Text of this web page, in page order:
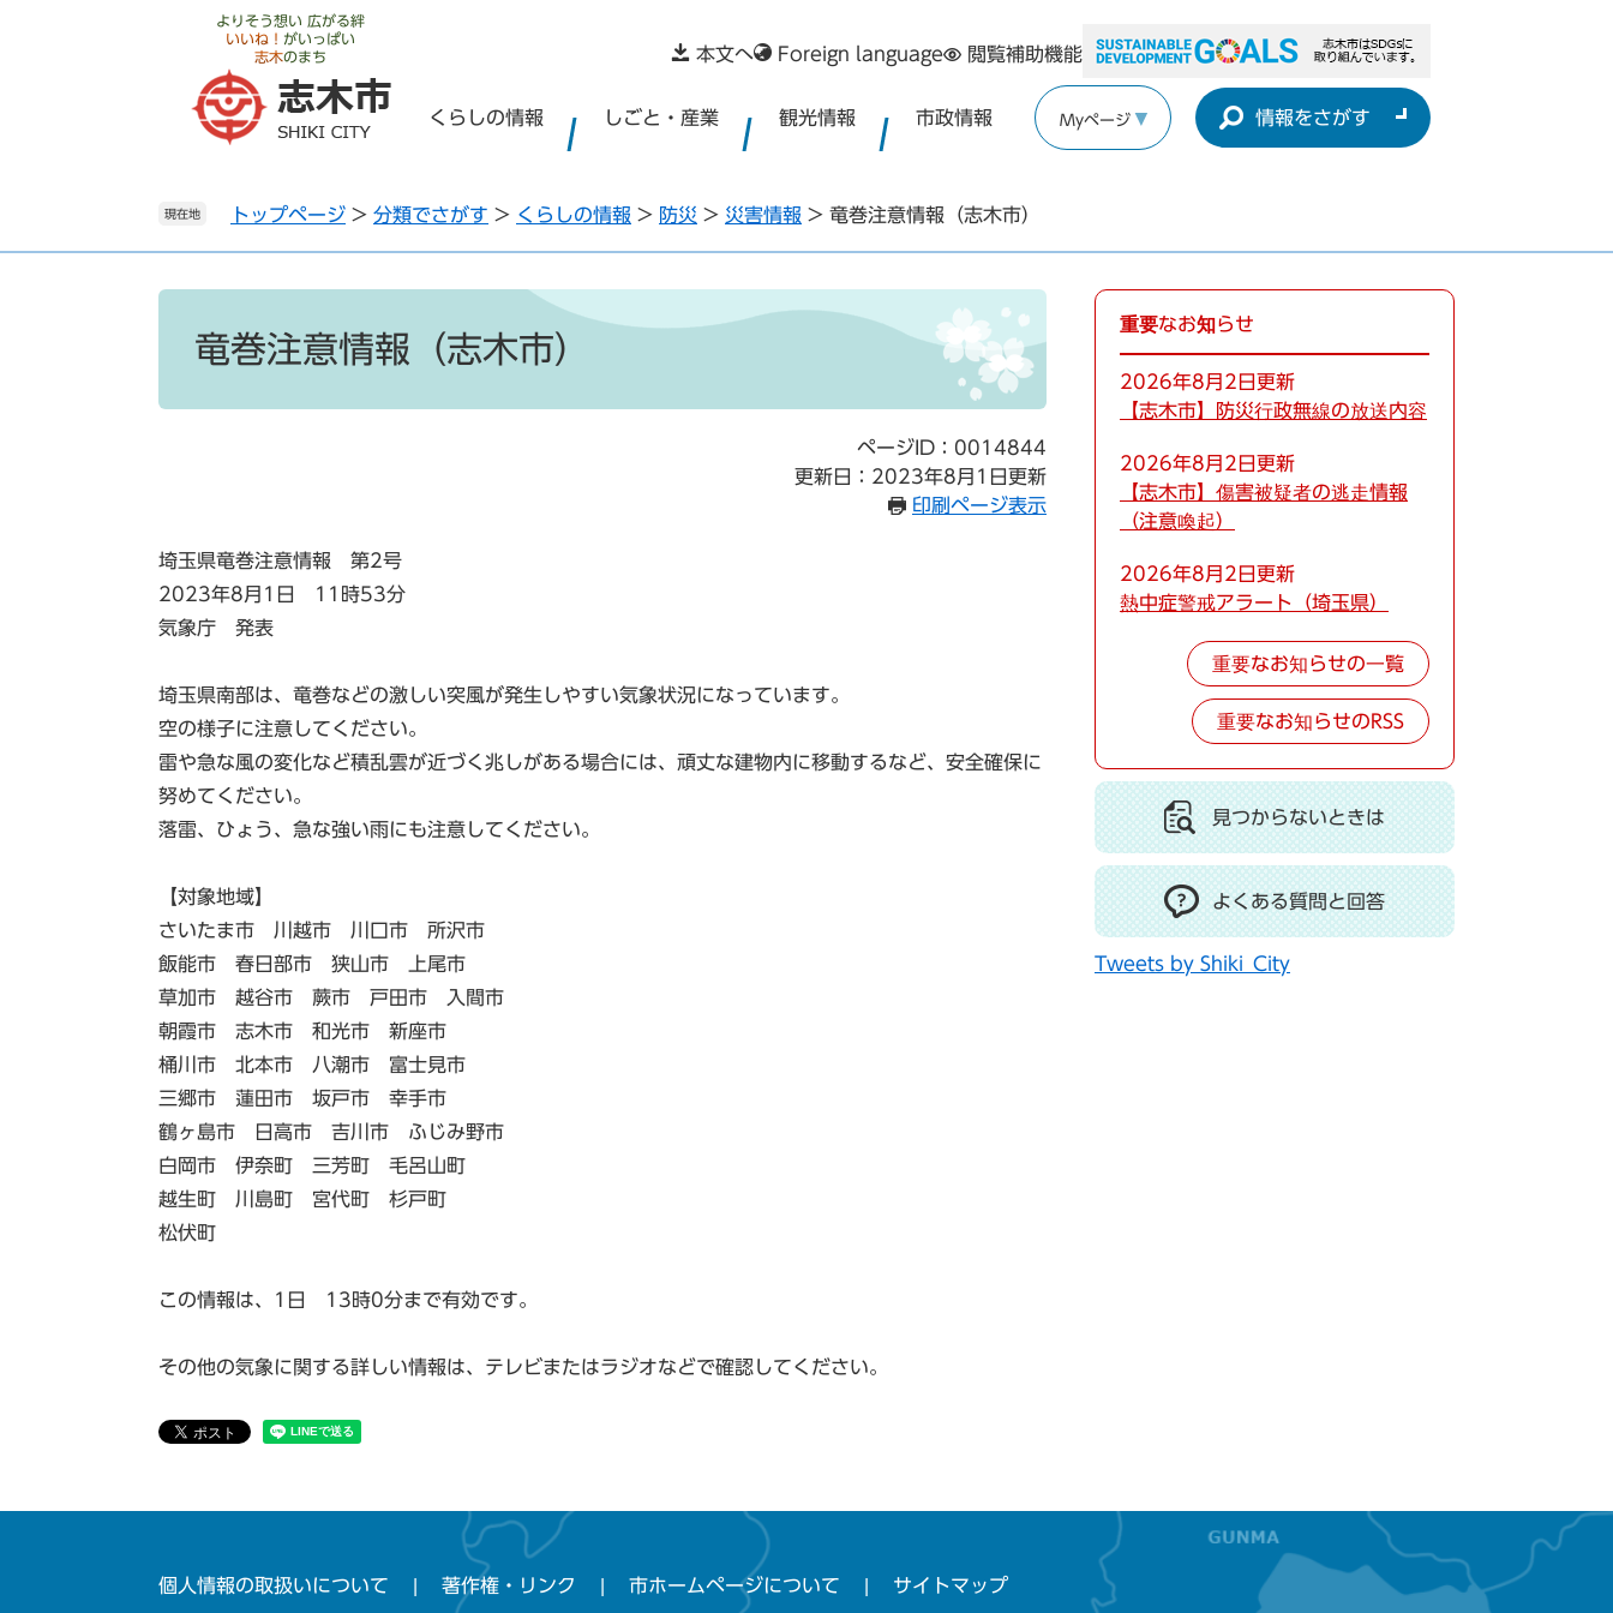
よりそう想い 広がる絆
いいね！ がいっぱい
志木のまち 本文へ Foreign language 閲覧補助機能
くらしの情報 しごと・産業 観光情報 市政情報 Myページ 情報をさがす
現在地 トップページ > 分類でさがす > くらしの情報 > 防災 > 災害情報 > 竜巻注意情報（志木市）
竜巻注意情報（志木市）
ページID：0014844
更新日：2023年8月1日更新
印刷ページ表示
埼玉県竜巻注意情報 第2号
2023年8月1日 11時53分
気象庁 発表
埼玉県南部は、竜巻などの激しい突風が発生しやすい気象状況になっています。
空の様子に注意してください。
雷や急な風の変化など積乱雲が近づく兆しがある場合には、頑丈な建物内に移動するなど、安全確保に
努めてください。
落雷、ひょう、急な強い雨にも注意してください。
【対象地域】
さいたま市 川越市 川口市 所沢市
飯能市 春日部市 狭山市 上尾市
草加市 越谷市 蕨市 戸田市 入間市
朝霞市 志木市 和光市 新座市
桶川市 北本市 八潮市 富士見市
三郷市 蓮田市 坂戸市 幸手市
鶴ヶ島市 日高市 吉川市 ふじみ野市
白岡市 伊奈町 三芳町 毛呂山町
越生町 川島町 宮代町 杉戸町
松伏町
この情報は、1日 13時0分まで有効です。
その他の気象に関する詳しい情報は、テレビまたはラジオなどで確認してください。
重要なお知らせ
2026年8月2日更新
【志木市】防災行政無線の放送内容
2026年8月2日更新
【志木市】傷害被疑者の逃走情報
（注意喚起）
2026年8月2日更新
熱中症警戒アラート（埼玉県）
重要なお知らせの一覧
重要なお知らせのRSS
見つからないときは
よくある質問と回答
Tweets by Shiki_City
個人情報の取扱いについて 著作権・リンク 市ホームページについて サイトマップ